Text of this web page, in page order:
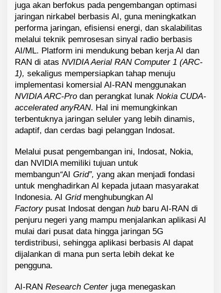
juga akan berfokus pada pengembangan optimasi
jaringan nirkabel berbasis AI, guna meningkatkan
performa jaringan, efisiensi energi, dan skalabilitas
melalui teknik pemrosesan sinyal radio berbasis
AI/ML. Platform ini mendukung beban kerja AI dan
RAN di atas NVIDIA Aerial RAN Computer 1 (ARC-
1), sekaligus mempersiapkan tahap menuju
implementasi komersial AI-RAN menggunakan
NVIDIA ARC-Pro dan perangkat lunak Nokia CUDA-
accelerated anyRAN. Hal ini memungkinkan
terbentuknya jaringan seluler yang lebih dinamis,
adaptif, dan cerdas bagi pelanggan Indosat.
Melalui pusat pengembangan ini, Indosat, Nokia,
dan NVIDIA memiliki tujuan untuk
membangun“AI Grid”, yang akan menjadi fondasi
untuk menghadirkan AI kepada jutaan masyarakat
Indonesia. AI Grid menghubungkan AI
Factorypusat Indosat dengan hub baru AI-RAN di
penjuru negeri yang mampu menjalankan aplikasi AI
mulai dari pusat data hingga jaringan 5G
terdistribusi, sehingga aplikasi berbasis AI dapat
dijalankan di mana pun serta lebih dekat ke
pengguna.
AI-RAN Research Centerjuga menegaskan